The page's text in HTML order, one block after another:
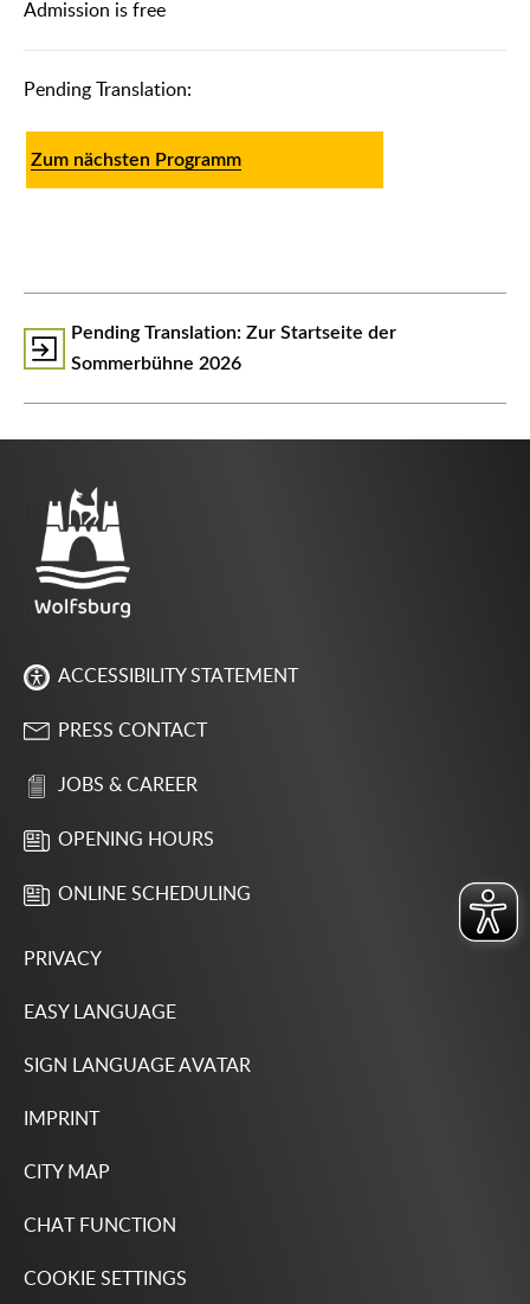
Admission is free
᠎Pending Translation:
Zum nächsten Programm
᠎Pending Translation: Zur Startseite der
Sommerbühne 2026
ACCESSIBILITY STATEMENT
PRESS CONTACT
JOBS & CAREER
OPENING HOURS
ONLINE SCHEDULING
PRIVACY
EASY LANGUAGE
SIGN LANGUAGE AVATAR
IMPRINT
CITY MAP
CHAT FUNCTION
COOKIE SETTINGS